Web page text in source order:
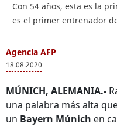
Con 54 años, esta es la
es el primer entrenador
Agencia AFP
18.08.2020
MÚNICH, ALEMANIA.-
una palabra más alta
un Bayern Múnich en